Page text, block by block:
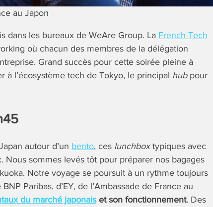
au Japon
dans les bureaux de WeAre Group. La French Tech
où chacun des membres de la délégation
Grand succès pour cette soirée pleine à
l’écosystème tech de Tokyo, le principal hubpour
autour d’un bento, ces lunchboxtypiques avec
Nous sommes levés tôt pour préparer nos bagages
Notre voyage se poursuit à un rythme toujours
Paribas, d’EY, de l’Ambassade de France au
du marché japonaiset son fonctionnement. Des